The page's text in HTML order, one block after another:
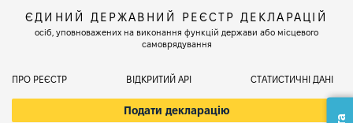
ЄДИНИЙ ДЕРЖАВНИЙ РЕЄСТР ДЕКЛАРАЦІЙ
осіб, уповноважених на виконання функцій держави або місцевого
самоврядування
ПРО РЕЄСТР ВІДКРИТИЙ АРІ СТАТИСТИЧНІ ДАНІ
Подати декларацію